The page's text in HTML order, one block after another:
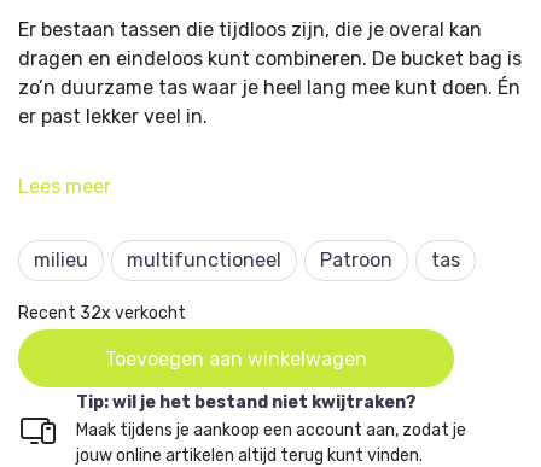
Er bestaan tassen die tijdloos zijn, die je overal kan
dragen en eindeloos kunt combineren. De bucket bag is
zo’n duurzame tas waar je heel lang mee kunt doen. Én
er past lekker veel in.
hakenen is ontworpen door Joyce de Kousemaeker.
Lees meer
milieu multifunctioneel Patroon tas
Recent 32x verkocht
Toevoegen aan winkelwagen
Tip: wil je het bestand niet kwijtraken?
Maak tijdens je aankoop een account aan, zodat je
jouw online artikelen altijd terug kunt vinden.